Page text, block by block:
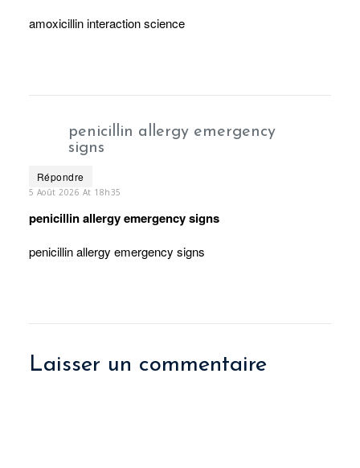
amoxicillin interaction science
penicillin allergy emergency
signs
Répondre
5 Août 2026 At 18h35
penicillin allergy emergency signs
penicillin allergy emergency signs
Laisser un commentaire